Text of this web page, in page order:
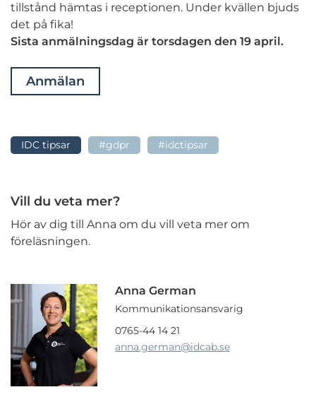
tillstånd hämtas i receptionen. Under kvällen bjuds
det på fika!
Sista anmälningsdag är torsdagen den 19 april.
Anmälan
IDC tipsar #gdpr #idctipsar
Vill du veta mer?
Hör av dig till Anna om du vill veta mer om
föreläsningen.
Anna German
Kommunikationsansvarig
0765-44 14 21
anna.german@idcab.se